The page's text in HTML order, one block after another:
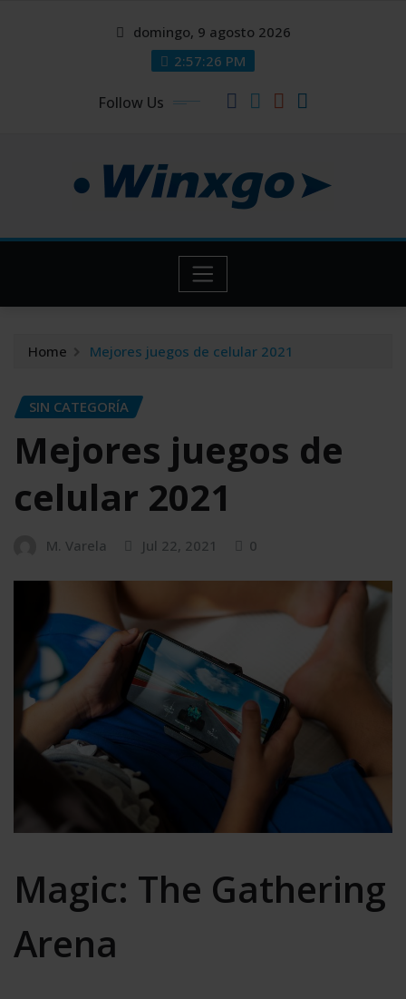
domingo, 9 agosto 2026
2:57:27 PM
Follow Us
Home Mejores juegos de celular 2021
SIN CATEGORÍA
Mejores juegos de
celular 2021
M. Varela Jul 22, 2021 0
Magic: The Gathering
Arena